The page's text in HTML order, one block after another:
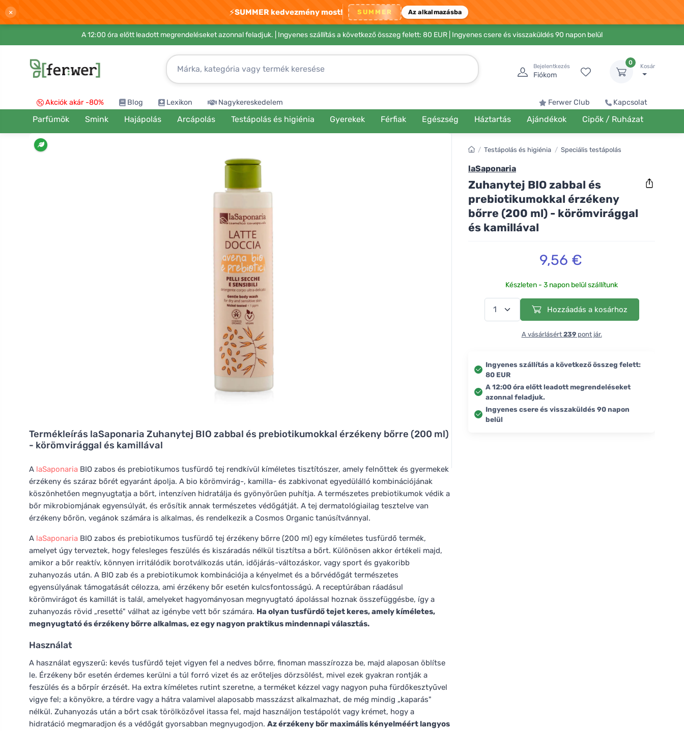
× ⚡SUMMER kedvezmény most! SUMMER Az alkalmazásba
A 12:00 óra előtt leadott megrendeléseket azonnal feladjuk. | Ingyenes szállítás a következő összeg felett: 80 EUR | Ingyenes csere és visszaküldés 90 napon belül
Bejelentkezés
Fiókom
0
Kosár
Akciók akár -80% Blog Lexikon Nagykereskedelem Ferwer Club Kapcsolat
Parfümök Smink Hajápolás Arcápolás Testápolás és higiénia Gyerekek Férfiak Egészség Háztartás Ajándékok Cipők / Ruházat
Termékleírás laSaponaria Zuhanytej BIO zabbal és prebiotikumokkal érzékeny bőrre (200 ml)
- körömvirággal és kamillával
A laSaponaria BIO zabos és prebiotikumos tusfürdő tej rendkívül kíméletes tisztítószer, amely felnőttek és gyermekek
érzékeny és száraz bőrét egyaránt ápolja. A bio körömvirág-, kamilla- és zabkivonat egyedülálló kombinációjának
köszönhetően megnyugtatja a bőrt, intenzíven hidratálja és gyönyörűen puhítja. A természetes prebiotikumok védik a
bőr mikrobiomjának egyensúlyát, és erősítik annak természetes védőgátját. A tej dermatológiailag tesztelve van
érzékeny bőrön, vegánok számára is alkalmas, és rendelkezik a Cosmos Organic tanúsítvánnyal.
A laSaponaria BIO zabos és prebiotikumos tusfürdő tej érzékeny bőrre (200 ml) egy kíméletes tusfürdő termék,
amelyet úgy terveztek, hogy felesleges feszülés és kiszáradás nélkül tisztítsa a bőrt. Különösen akkor értékeli majd,
amikor a bőr reaktív, könnyen irritálódik borotválkozás után, időjárás-változáskor, vagy sport és gyakoribb
zuhanyozás után. A BIO zab és a prebiotikumok kombinációja a kényelmet és a bőrvédőgát természetes
egyensúlyának támogatását célozza, ami érzékeny bőr esetén kulcsfontosságú. A receptúrában ráadásul
körömvirágot és kamillát is talál, amelyeket hagyományosan megnyugtató ápolással hoznak összefüggésbe, így a
zuhanyozás rövid „resetté" válhat az igénybe vett bőr számára. Ha olyan tusfürdő tejet keres, amely kíméletes,
megnyugtató és érzékeny bőrre alkalmas, ez egy nagyon praktikus mindennapi választás.
Használat
A használat egyszerű: kevés tusfürdő tejet vigyen fel a nedves bőrre, finoman masszírozza be, majd alaposan öblítse
le. Érzékeny bőr esetén érdemes kerülni a túl forró vizet és az erőteljes dörzsölést, mivel ezek gyakran rontják a
feszülés és a bőrpír érzését. Ha extra kíméletes rutint szeretne, a terméket kézzel vagy nagyon puha fürdőkesztyűvel
vigye fel; a könyökre, a térdre vagy a hátra valamivel alaposabb masszázst alkalmazhat, de még mindig „kaparás"
nélkül. Zuhanyozás után a bőrt csak törölközővel itassa fel, majd használjon testápolót vagy krémet, hogy a
hidratáció megmaradjon és a védőgát gyorsabban megnyugodjon. Az érzékeny bőr maximális kényelméért langyos
/ Testápolás és higiénia / Speciális testápolás
laSaponaria
Zuhanytej BIO zabbal és
prebiotikumokkal érzékeny
bőrre (200 ml) - körömvirággal
és kamillával
9,56 €
Készleten - 3 napon belül szállítunk
Hozzáadás a kosárhoz
A vásárlásért 239pont jár.
Ingyenes szállítás a következő összeg felett:
80 EUR
A 12:00 óra előtt leadott megrendeléseket
azonnal feladjuk.
Ingyenes csere és visszaküldés 90 napon
belül